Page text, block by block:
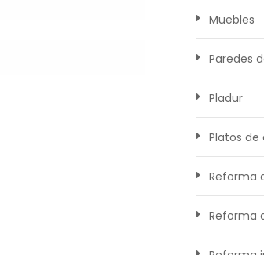
Muebles
Paredes
Pladur
Platos de
Reforma
Reforma